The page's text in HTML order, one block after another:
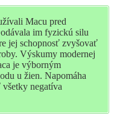
Macu pred
im fyzickú silu
jej schopnosť zvyšovať
Výskumy modernej
je výborným
u žien. Napomáha
negatíva